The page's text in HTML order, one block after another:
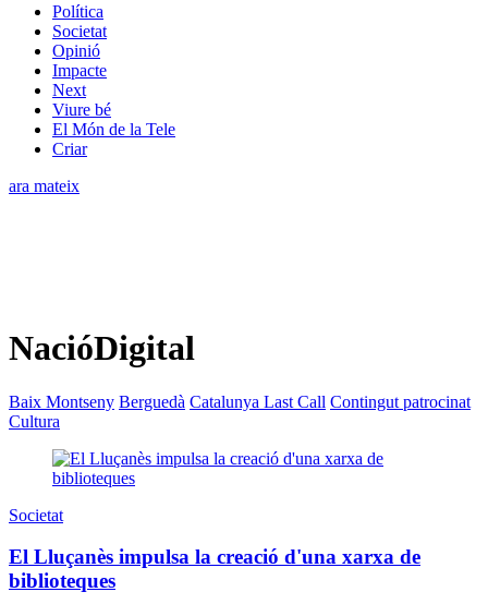
Política
Societat
Opinió
Impacte
Next
Viure bé
El Món de la Tele
Criar
ara mateix
NacióDigital
Baix Montseny Berguedà Catalunya Last Call Contingut patrocinat
Cultura
Societat
El Lluçanès impulsa la creació d'una xarxa de
biblioteques